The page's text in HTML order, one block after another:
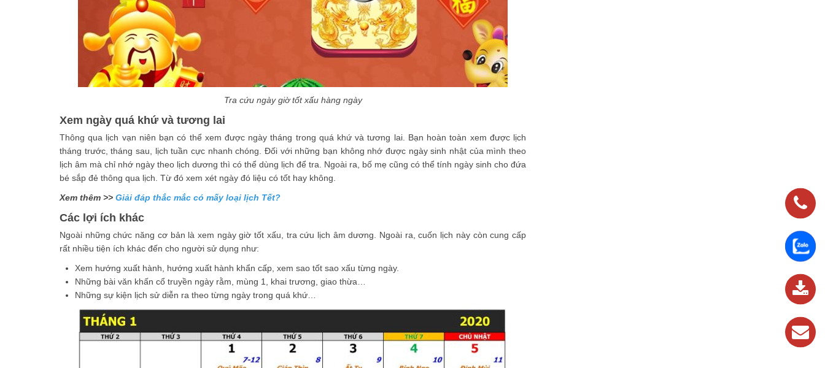
Tra cứu ngày giờ tốt xấu hàng ngày
Xem ngày quá khứ và tương lai
Thông qua lịch vạn niên bạn có thể xem được ngày tháng trong quá khứ và tương lai. Bạn hoàn toàn xem được lịch
tháng trước, tháng sau, lịch tuần cực nhanh chóng. Đối với những bạn không nhớ được ngày sinh nhật của mình theo
lịch âm mà chỉ nhớ ngày theo lịch dương thì có thể dùng lịch để tra. Ngoài ra, bố mẹ cũng có thể tính ngày sinh cho đứa
bé sắp đẻ thông qua lịch. Từ đó xem xét ngày đó liệu có tốt hay không.
Xem thêm >> Giải đáp thắc mắc có mấy loại lịch Tết?
Các lợi ích khác
Ngoài những chức năng cơ bản là xem ngày giờ tốt xấu, tra cứu lịch âm dương. Ngoài ra, cuốn lịch này còn cung cấp
rất nhiều tiện ích khác đến cho người sử dụng như:
Xem hướng xuất hành, hướng xuất hành khẩn cấp, xem sao tốt sao xấu từng ngày.
Những bài văn khấn cổ truyền ngày rằm, mùng 1, khai trương, giao thừa…
Những sự kiện lịch sử diễn ra theo từng ngày trong quá khứ…